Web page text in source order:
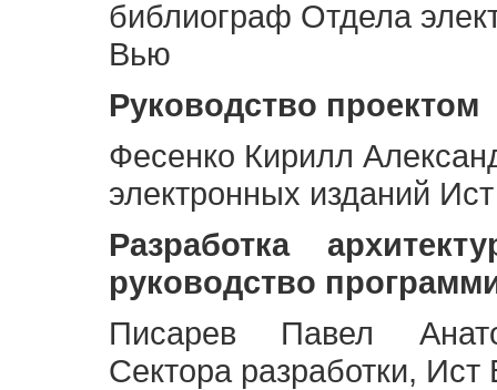
библиограф Отдела
Вью
Руководство проектом
Фесенко Кирилл
электронных изданий
Разработка
руководство
Писарев Павел
Сектора разработки,